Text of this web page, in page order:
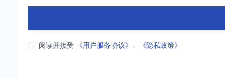
阅读并接受 《用户服务协议》 、 《隐私政策》